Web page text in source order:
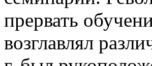
прервать
возглавлял